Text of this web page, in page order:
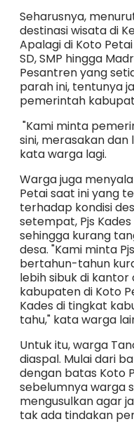
Seharusnya,
destinasi wisata di
Apalagi di Koto
SD, SMP hingga
Pesantren yang
parah ini, tentunya
pemerintah
"Kami minta
sini, merasakan dan
kata warga lagi.
Warga juga
Petai saat ini yang
terhadap kondisi
setempat, Pjs
sehingga kurang
desa. "Kami minta
bertahun-tahun
lebih sibuk di
kabupaten di Koto
Kades di tingkat
tahu," kata warga
Untuk itu, warga
diaspal. Mulai dari
dengan batas Koto
sebelumnya warga
mengusulkan agar
tak ada tindakan